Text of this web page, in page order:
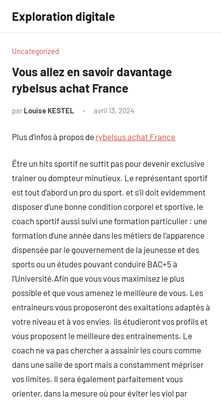
contenu
Exploration digitale
Uncategorized
Vous allez en savoir davantage
rybelsus achat France
par Louise KESTEL avril 13, 2024
Plus d’infos à propos de rybelsus achat France
Être un hits sportif ne suffit pas pour devenir exclusive
trainer ou dompteur minutieux. Le représentant sportif
est tout d’abord un pro du sport. et s’il doit evidemment
disposer d’une bonne condition corporel et sportive, le
coach sportif aussi suivi une formation particulier : une
formation d’une année dans les métiers de l’apparence
dispensée par le gouvernement de la jeunesse et des
sports ou un études pouvant conduire BAC+5 à
l’Université.Afin que vous vous maximisez le plus
possible et que vous amenez le meilleure de vous. Les
entraineurs vous proposeront des exaltations adaptés à
votre niveau et à vos envies. ils étudieront vos profils et
vous proposent le meilleure des entrainements. Le
coach ne va pas chercher a assainir les cours comme
dans une salle de sport mais a constamment mépriser
vos limites. Il sera également parfaitement vous
orienter, dans la mesure où pour éviter les viol par